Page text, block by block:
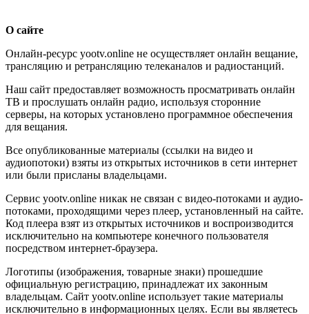
О сайте
Онлайн-ресурс yootv.online не осуществляет онлайн вещание,
трансляцию и ретрансляцию телеканалов и радиостанций.
Наш сайт предоставляет возможность просматривать онлайн
ТВ и прослушать онлайн радио, используя сторонние
серверы, на которых установлено программное обеспечения
для вещания.
Все опубликованные материалы (ссылки на видео и
аудиопотоки) взяты из открытых источников в сети интернет
или были присланы владельцами.
Сервис yootv.online никак не связан с видео-потоками и аудио-
потоками, проходящими через плеер, установленный на сайте.
Код плеера взят из открытых источников и воспроизводится
исключительно на компьютере конечного пользователя
посредством интернет-браузера.
Логотипы (изображения, товарные знаки) прошедшие
официальную регистрацию, принадлежат их законным
владельцам. Сайт yootv.online использует такие материалы
исключительно в информационных целях. Если вы являетесь